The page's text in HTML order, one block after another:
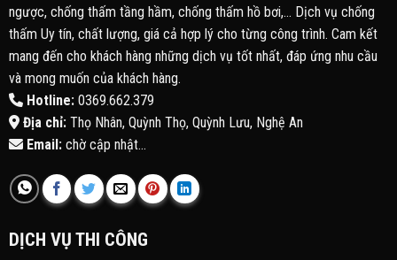
ngược, chống thấm tầng hầm, chống thấm hồ bơi,... Dịch vụ chống
thấm Uy tín, chất lượng, giá cả hợp lý cho từng công trình. Cam kết
mang đến cho khách hàng những dịch vụ tốt nhất, đáp ứng nhu cầu
và mong muốn của khách hàng.
Hotline:0369.662.379
Địa chỉ:Thọ Nhân, Quỳnh Thọ, Quỳnh Lưu, Nghệ An
Email:chờ cập nhật...
DỊCH VỤ THI CÔNG